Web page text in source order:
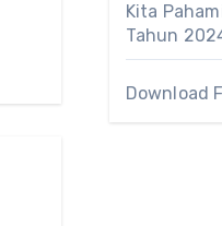
Kita
Tahun
Download